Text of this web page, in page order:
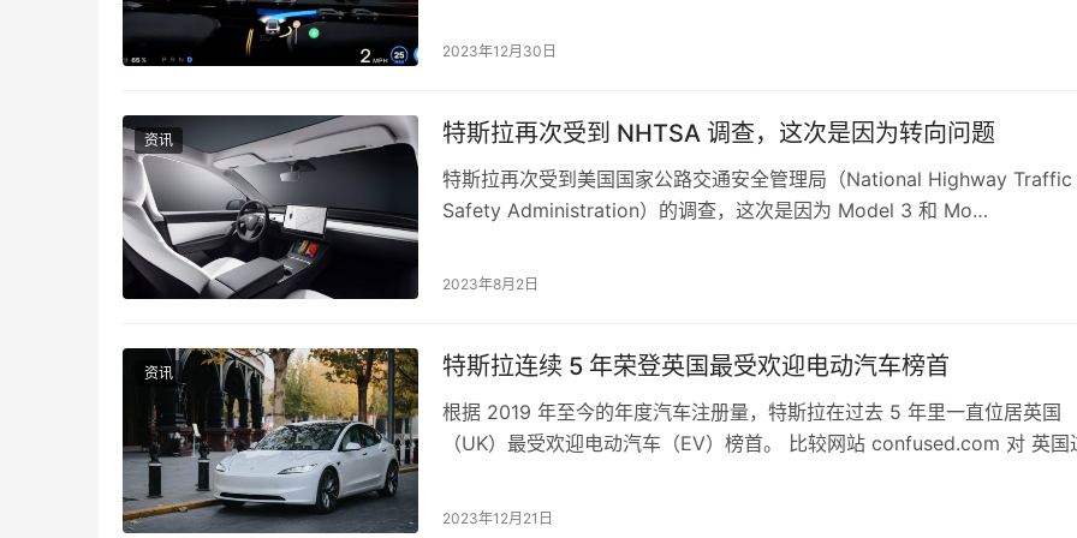
2023年12月30日
资讯 特斯拉再次受到 NHTSA 调查，这次是因为转向问题
特斯拉再次受到美国国家公路交通安全管理局（National Highway Traffic
Safety Administration）的调查，这次是因为 Model 3 和 Mo…
2023年8月2日
资讯 特斯拉连续 5 年荣登英国最受欢迎电动汽车榜首
根据 2019 年至今的年度汽车注册量，特斯拉在过去 5 年里一直位居英国
（UK）最受欢迎电动汽车（EV）榜首。 比较网站 confused.com 对 英国
2023年12月21日